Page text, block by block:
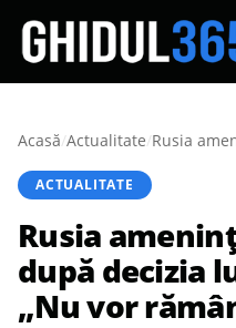
Acasă/Actualitate/
ACTUALITATE
Rusia
după decizia
„Nu vor